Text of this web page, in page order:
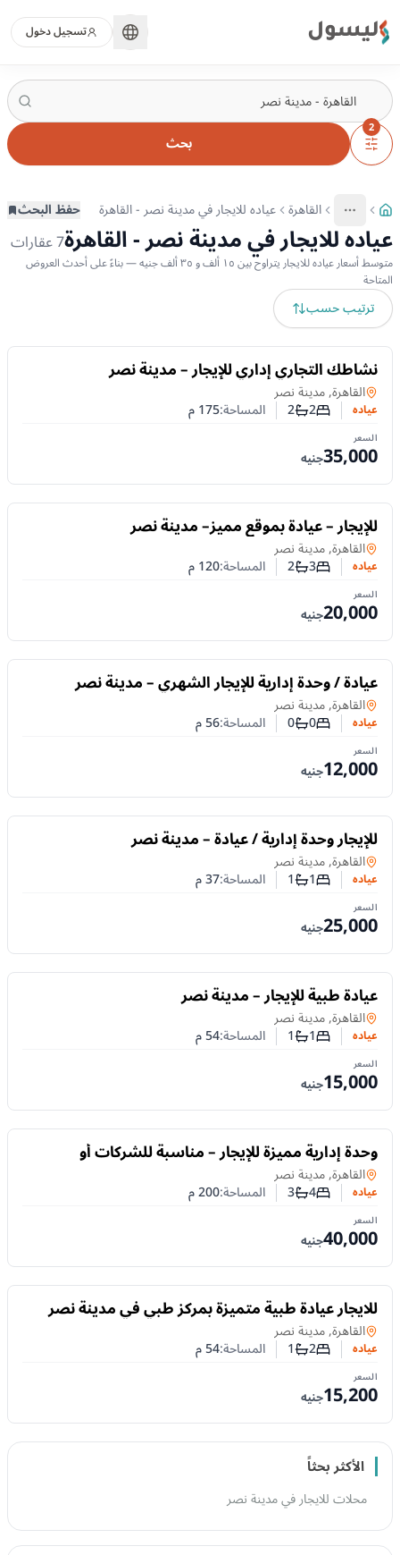
ليسول تسجيل دخول
2
بحث
More
عرض المزيد من المسارات
القاهرة عياده للايجار في مدينة نصر - القاهرة حفظ البحث
عياده للايجار في مدينة نصر - القاهرة7عقارات
متوسط أسعار عياده للايجار يتراوح بين ١٥ ألف و ٣٥ ألف جنيه — بناءً على أحدث العروض
المتاحة
ترتيب حسب
للايجار
نشاطك التجاري إداري للإيجار – مدينة نصر
عيادهفي
القاهرة, مدينة نصر
عياده عدد غرف النوم
2عدد الحمامات
2 المساحة:175م
السعر
35,000جنيه
للايجار
للإيجار – عيادة بموقع مميز– مدينة نصر
عيادهفي
القاهرة, مدينة نصر
عياده عدد غرف النوم
3عدد الحمامات
2 المساحة:120م
السعر
20,000جنيه
للايجار
عيادة / وحدة إدارية للإيجار الشهري – مدينة نصر
عيادهفي
القاهرة, مدينة نصر
عياده عدد غرف النوم
0عدد الحمامات
0 المساحة:56م
السعر
12,000جنيه
للايجار
للإيجار وحدة إدارية / عيادة – مدينة نصر
عيادهفي
القاهرة, مدينة نصر
عياده عدد غرف النوم
1عدد الحمامات
1 المساحة:37م
السعر
25,000جنيه
للايجار
عيادة طبية للإيجار – مدينة نصر
عيادهفي
القاهرة, مدينة نصر
عياده عدد غرف النوم
1عدد الحمامات
1 المساحة:54م
السعر
15,000جنيه
للايجار
وحدة إدارية مميزة للإيجار – مناسبة للشركات أو
العيادات
عيادهفي
القاهرة, مدينة نصر
عياده عدد غرف النوم
4عدد الحمامات
3 المساحة:200م
السعر
40,000جنيه
للايجار
للايجار عيادة طبية متميزة بمركز طبي في مدينة نصر
عيادهفي
القاهرة, مدينة نصر
عياده عدد غرف النوم
2عدد الحمامات
1 المساحة:54م
السعر
15,200جنيه
الأكثر بحثاً
محلات للايجار في مدينة نصر